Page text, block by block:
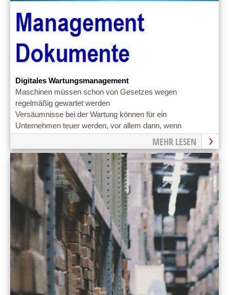
Digitales Wartungsmanagement
Maschinen müssen schon von Gesetzes wegen
regelmäßig gewartet werden
Versäumnisse bei der Wartung können für ein
Unternehmen teuer werden, vor allem dann, wenn
Wartungsauflagen missachtet wurden.
MEHR LESEN